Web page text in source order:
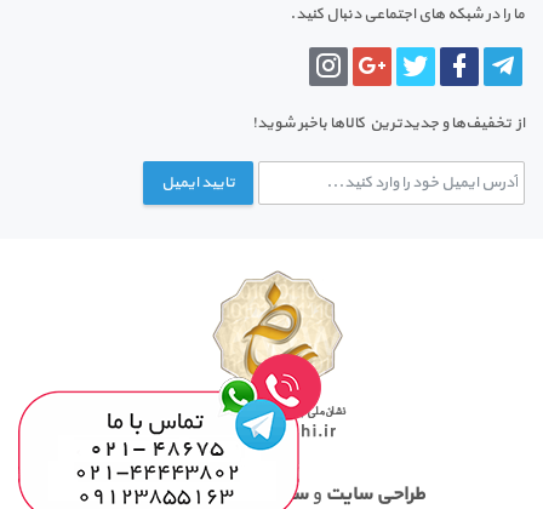
ما را در شبکه های اجتماعی دنبال کنید.
از تخفیف‌ها و جدیدترین‌ کالاها باخبر شوید!
تایید ایمیل
طراحی سایت وسئو توسط تیم ابر ای تی